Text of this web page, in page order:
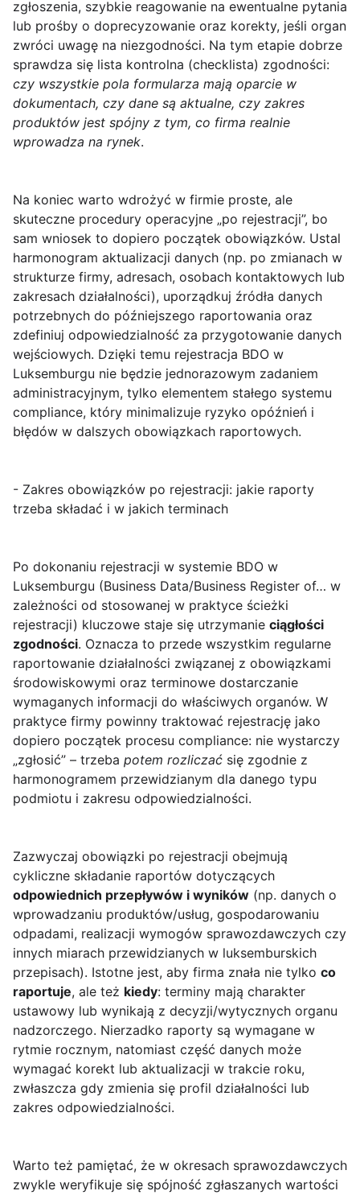
zgłoszenia, szybkie reagowanie na ewentualne pytania
lub prośby o doprecyzowanie oraz korekty, jeśli organ
zwróci uwagę na niezgodności. Na tym etapie dobrze
sprawdza się lista kontrolna (checklista) zgodności:
czy wszystkie pola formularza mają oparcie w
dokumentach, czy dane są aktualne, czy zakres
produktów jest spójny z tym, co firma realnie
wprowadza na rynek.
Na koniec warto wdrożyć w firmie proste, ale
skuteczne procedury operacyjne „po rejestracji”, bo
sam wniosek to dopiero początek obowiązków. Ustal
harmonogram aktualizacji danych (np. po zmianach w
strukturze firmy, adresach, osobach kontaktowych lub
zakresach działalności), uporządkuj źródła danych
potrzebnych do późniejszego raportowania oraz
zdefiniuj odpowiedzialność za przygotowanie danych
wejściowych. Dzięki temu rejestracja BDO w
Luksemburgu nie będzie jednorazowym zadaniem
administracyjnym, tylko elementem stałego systemu
compliance, który minimalizuje ryzyko opóźnień i
błędów w dalszych obowiązkach raportowych.
- Zakres obowiązków po rejestracji: jakie raporty
trzeba składać i w jakich terminach
Po dokonaniu rejestracji w systemie BDO w
Luksemburgu (Business Data/Business Register of… w
zależności od stosowanej w praktyce ścieżki
rejestracji) kluczowe staje się utrzymanie ciągłości
zgodności. Oznacza to przede wszystkim regularne
raportowanie działalności związanej z obowiązkami
środowiskowymi oraz terminowe dostarczanie
wymaganych informacji do właściwych organów. W
praktyce firmy powinny traktować rejestrację jako
dopiero początek procesu compliance: nie wystarczy
„zgłosić” – trzeba potem rozliczać się zgodnie z
harmonogramem przewidzianym dla danego typu
podmiotu i zakresu odpowiedzialności.
Zazwyczaj obowiązki po rejestracji obejmują
cykliczne składanie raportów dotyczących
odpowiednich przepływów i wyników (np. danych o
wprowadzaniu produktów/usług, gospodarowaniu
odpadami, realizacji wymogów sprawozdawczych czy
innych miarach przewidzianych w luksemburskich
przepisach). Istotne jest, aby firma znała nie tylko co
raportuje, ale też kiedy: terminy mają charakter
ustawowy lub wynikają z decyzji/wytycznych organu
nadzorczego. Nierzadko raporty są wymagane w
rytmie rocznym, natomiast część danych może
wymagać korekt lub aktualizacji w trakcie roku,
zwłaszcza gdy zmienia się profil działalności lub
zakres odpowiedzialności.
Warto też pamiętać, że w okresach sprawozdawczych
zwykle weryfikuje się spójność zgłaszanych wartości